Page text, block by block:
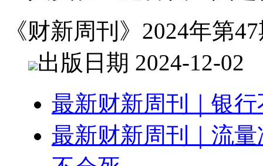
《财新周刊》2024年第
出版日期 2024-12-02
最新财新周刊｜银
最新财新周刊｜流